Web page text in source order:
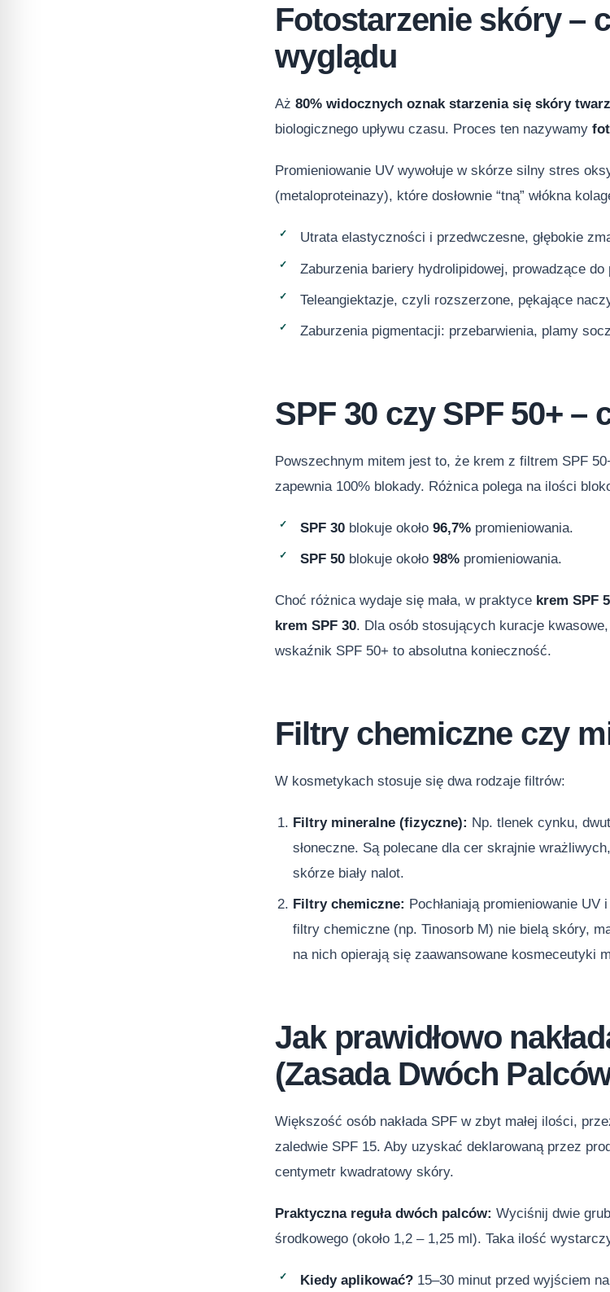
Fotostarzenie skóry –
wyglądu
Aż80% widocznych oznak starzenia się skóry
biologicznego upływu czasu. Proces ten nazywamy
Promieniowanie UV wywołuje w skórze silny stres
(metaloproteinazy), które dosłownie “tną” włókna
Utrata elastyczności i przedwczesne, głębokie
Zaburzenia bariery hydrolipidowej, prowadzące
Teleangiektazje, czyli rozszerzone, pękające
Zaburzenia pigmentacji: przebarwienia, plamy
SPF 30 czy SPF 50+ –
Powszechnym mitem jest to, że krem z filtrem SPF
zapewnia 100% blokady. Różnica polega na ilości
SPF 30blokuje około 96,7%promieniowania.
SPF 50blokuje około 98%promieniowania.
Choć różnica wydaje się mała, w praktyce krem SPF
krem SPF 30. Dla osób stosujących kuracje
wskaźnik SPF 50+ to absolutna konieczność.
Filtry chemiczne czy
W kosmetykach stosuje się dwa rodzaje filtrów:
Filtry mineralne (fizyczne): Np. tlenek cynku,
słoneczne. Są polecane dla cer skrajnie
skórze biały nalot.
Filtry chemiczne: Pochłaniają promieniowanie
filtry chemiczne (np. Tinosorb M) nie bielą skóry,
na nich opierają się zaawansowane kosmeceutyki
Jak prawidłowo
(Zasada Dwóch
Większość osób nakłada SPF w zbyt małej ilości,
zaledwie SPF 15. Aby uzyskać deklarowaną przez
centymetr kwadratowy skóry.
Praktyczna reguła dwóch palców: Wyciśnij dwie
środkowego (około 1,2 – 1,25 ml). Taka ilość
Kiedy aplikować?15–30 minut przed wyjściem